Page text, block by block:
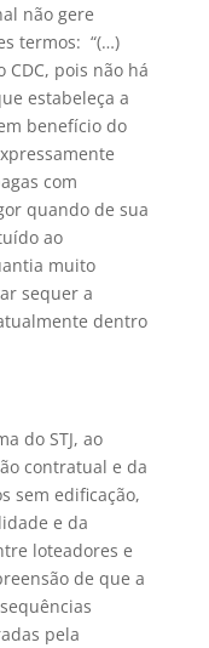
não gere
termos: “(…)
CDC, pois não há
estabeleça a
benefício do
com
quando de sua
ao
muito
sequer a
dentro
do STJ, ao
contratual e da
sem edificação,
e da
loteadores e
de que a
pela